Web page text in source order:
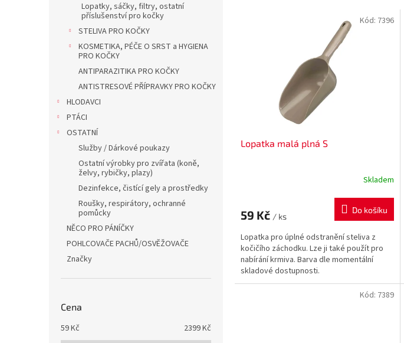
Lopatky, sáčky, filtry, ostatní
příslušenství pro kočky
STELIVA PRO KOČKY
KOSMETIKA, PÉČE O SRST a HYGIENA
PRO KOČKY
ANTIPARAZITIKA PRO KOČKY
ANTISTRESOVÉ PŘÍPRAVKY PRO KOČKY
HLODAVCI
PTÁCI
OSTATNÍ
Služby / Dárkové poukazy
Ostatní výrobky pro zvířata (koně,
želvy, rybičky, plazy)
Dezinfekce, čistící gely a prostředky
Roušky, respirátory, ochranné
pomůcky
NĚCO PRO PÁNÍČKY
POHLCOVAČE PACHŮ/OSVĚŽOVAČE
Značky
Cena
59Kč 2399Kč
Lopatka malá plná S
Skladem
59 Kč / ks
Do košíku
Lopatka pro úplné odstranění steliva z
kočičího záchodku. Lze ji také použít pro
nabírání krmiva. Barva dle momentální
skladové dostupnosti.
Kód: 7396
Kód: 7389